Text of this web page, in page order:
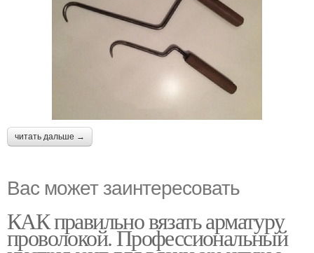
читать дальше →
Вас может заинтересовать
КАК правильно вязать арматуру
проволокой. Профессиональный